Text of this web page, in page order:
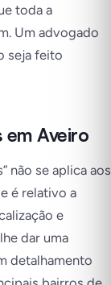
toda a
Um advogado
seja feito
Aveiro
não se aplica aos
é relativo a
e
dar uma
detalhamento